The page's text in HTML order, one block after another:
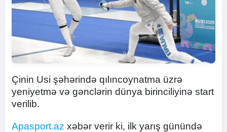
Çinin Usi şəhərində qılıncoynatma üzrə
yeniyetmə və gənclərin dünya birinciliyinə start
verilib.
Apasport.az xəbər verir ki, ilk yarış günündə